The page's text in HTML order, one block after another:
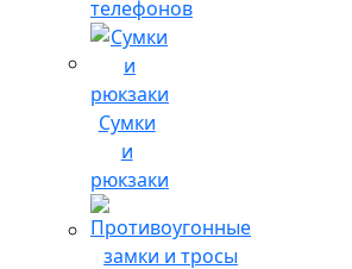
телефонов
Сумки
и
рюкзаки